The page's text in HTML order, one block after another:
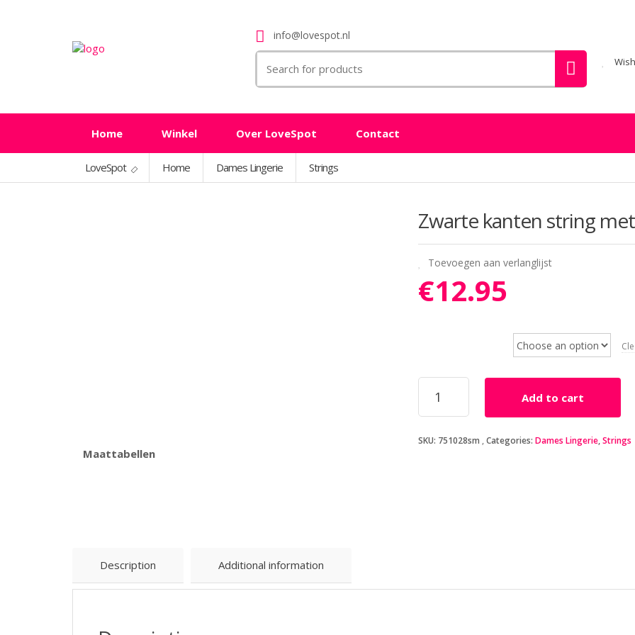
info@lovespot.nl
for:
Home Winkel Over LoveSpot Contact
LoveSpot Home Dames Lingerie Strings
Zwarte kanten string
Toevoegen aan verlanglijst
€12.95
Zwarte
kanten
string
motief
Add to cart
SKU: 751028sm Categories: Dames Lingerie,Strings
Maattabellen
Description Additional information